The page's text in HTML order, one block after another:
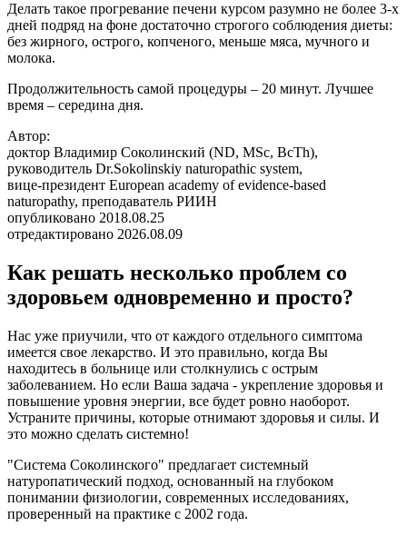
Делать такое прогревание печени курсом разумно не более 3-х
дней подряд на фоне достаточно строгого соблюдения диеты:
без жирного, острого, копченого, меньше мяса, мучного и
молока.
Продолжительность самой процедуры – 20 минут. Лучшее
время – середина дня.
Автор:
доктор Владимир Соколинский (ND, MSc, BcTh),
руководитель Dr.Sokolinskiy naturopathic system,
вице-президент European academy of evidence-based
naturopathy, преподаватель РИИН
опубликовано 2018.08.25
отредактировано 2026.08.09
Как решать несколько проблем со
здоровьем одновременно и просто?
Нас уже приучили, что от каждого отдельного симптома
имеется свое лекарство. И это правильно, когда Вы
находитесь в больнице или столкнулись с острым
заболеванием. Но если Ваша задача - укрепление здоровья и
повышение уровня энергии, все будет ровно наоборот.
Устраните причины, которые отнимают здоровья и силы. И
это можно сделать системно!
"Система Соколинского" предлагает системный
натуропатический подход, основанный на глубоком
понимании физиологии, современных исследованиях,
проверенный на практике с 2002 года.